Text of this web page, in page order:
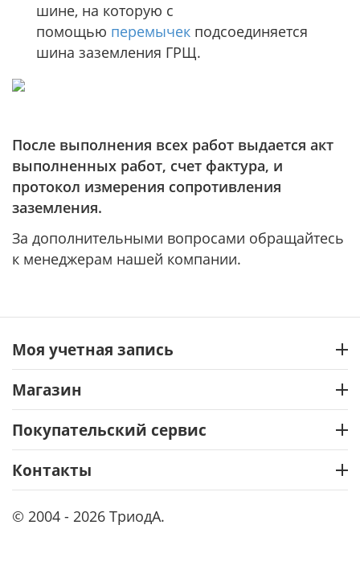
шине, на которую с
помощью перемычек подсоединяется
шина заземления ГРЩ.
После выполнения всех работ выдается акт
выполненных работ, счет фактура, и
протокол измерения сопротивления
заземления.
За дополнительными вопросами обращайтесь
к менеджерам нашей компании.
Моя учетная запись
Магазин
Покупательский сервис
Контакты
© 2004 - 2026 ТриодА.